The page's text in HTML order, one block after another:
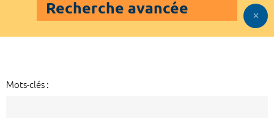
Recherche avancée
Mots-clés :